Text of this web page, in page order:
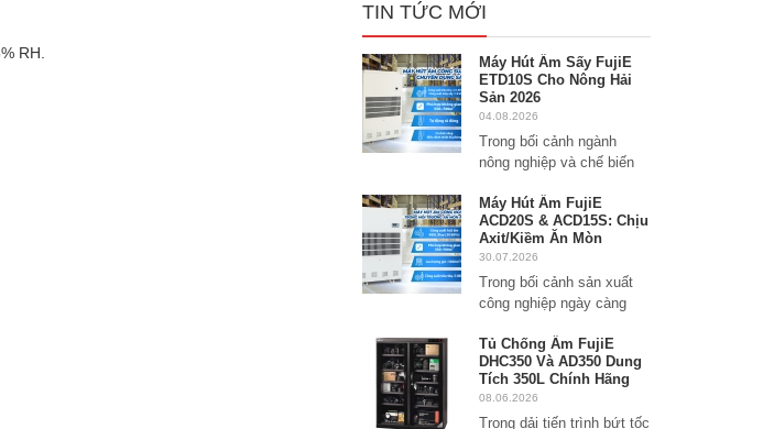
RH.
TIN TỨC MỚI
Máy Hút Ẩm Sấy FujiE
ETD10S Cho Nông Hải
Sản 2026
04.08.2026
Trong bối cảnh ngành
nông nghiệp và chế biến
Máy Hút Ẩm FujiE
ACD20S & ACD15S: Chịu
Axit/Kiềm Ăn Mòn
30.07.2026
Trong bối cảnh sản xuất
công nghiệp ngày càng
Tủ Chống Ẩm FujiE
DHC350 Và AD350 Dung
Tích 350L Chính Hãng
08.06.2026
Trong dải tiến trình bứt tốc